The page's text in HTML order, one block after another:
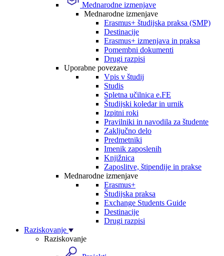
Mednarodne izmenjave
Mednarodne izmenjave
Erasmus+ študijska praksa (SMP)
Destinacije
Erasmus+ izmenjava in praksa
Pomembni dokumenti
Drugi razpisi
Uporabne povezave
Vpis v študij
Studis
Spletna učilnica e.FE
Študijski koledar in urnik
Izpitni roki
Pravilniki in navodila za študente
Zaključno delo
Predmetniki
Imenik zaposlenih
Knjižnica
Zaposlitve, štipendije in prakse
Mednarodne izmenjave
Erasmus+
Študijska praksa
Exchange Students Guide
Destinacije
Drugi razpisi
Raziskovanje
Raziskovanje